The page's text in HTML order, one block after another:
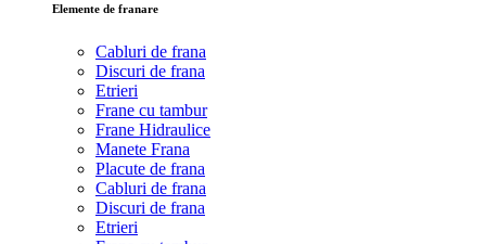
Elemente de franare
Cabluri de frana
Discuri de frana
Etrieri
Frane cu tambur
Frane Hidraulice
Manete Frana
Placute de frana
Cabluri de frana
Discuri de frana
Etrieri